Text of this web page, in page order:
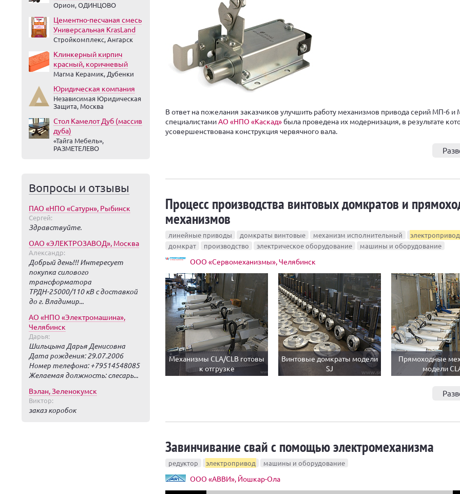
Орион, ОДИНЦОВО
Цементно-песчаная смесь
Универсальная KrasLand
Стройкомплекс, Ангарск
Клинкерный кирпич
красный, коричневый
Магма Керамик, Дубенки
Юридическая компания
Независимая Юридическая
Защита, Москва
Стол Камелот Дуб (массив
дуба)
«Тайга Мебель»,
РАЗМЕТЕЛЕВО
Вопросы и отзывы
ПАО «НПО «Сатурн», Рыбинск
Сергей:
Здравствуйте.
ОАО «ЭЛЕКТРОЗАВОД», Москва
Александр:
Добрый день!!! Интересует
покупка силового
трансформатора
ТРДН-25000/110 кВ с доставкой
до г. Владимир...
АО «НПО «Электромашина»,
Челябинск
Дарья:
Шильцына Дарья Денисовна
Дата рождения: 29.07.2006
Номер телефона: +79514548085
Желаемая должность: слесарь...
Вэлан, Зеленокумск
Виктор:
заказ коробок
В ответ на пожелания заказчиков улучшить работу механизмов привода серий МП-6 и
специалистамиАО «НПО «Каскад» была проведена их модернизация, в результате
усовершенствована конструкция червячного вала.
Процесс производства винтовых домкратов и
механизмов
линейные приводы домкраты винтовые механизм исполнительный
электропривод
домкрат
производство электрическое оборудование машины и оборудование
ООО «Сервомеханизмы», Челябинск
Механизмы CLA/CLB готовы
к отгрузке
Винтовые домкраты модели
SJ
Прямоходные
модели
Завинчивание свай с помощью электромеханизма
редуктор электропривод машины и оборудование
ООО «АВВИ», Йошкар-Ола